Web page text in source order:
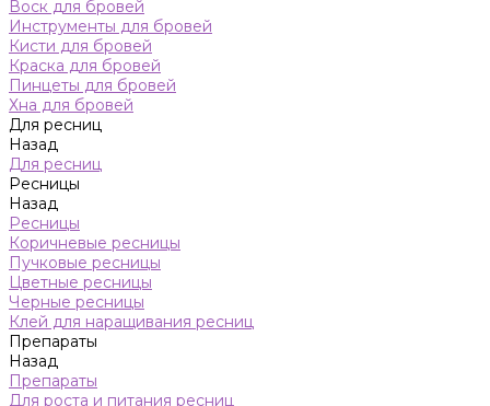
Воск для бровей
Инструменты для бровей
Кисти для бровей
Краска для бровей
Пинцеты для бровей
Хна для бровей
Для ресниц
Назад
Для ресниц
Ресницы
Назад
Ресницы
Коричневые ресницы
Пучковые ресницы
Цветные ресницы
Черные ресницы
Клей для наращивания ресниц
Препараты
Назад
Препараты
Для роста и питания ресниц